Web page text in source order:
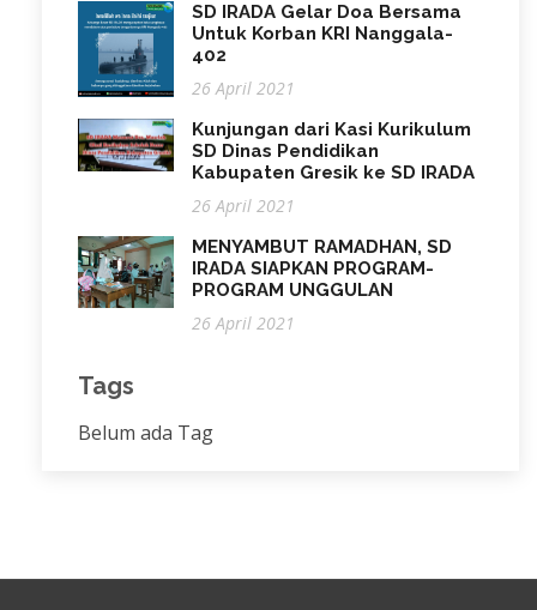
SD IRADA Gelar Doa Bersama
Untuk Korban KRI Nanggala-
402
26 April 2021
Kunjungan dari Kasi Kurikulum
SD Dinas Pendidikan
Kabupaten Gresik ke SD IRADA
26 April 2021
MENYAMBUT RAMADHAN, SD
IRADA SIAPKAN PROGRAM-
PROGRAM UNGGULAN
26 April 2021
Tags
Belum ada Tag